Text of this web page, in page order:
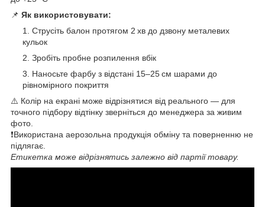
📌 Як використовувати:
Струсіть балон протягом 2 хв до дзвону металевих
кульок
Зробіть пробне розпилення вбік
Наносьте фарбу з відстані 15–25 см шарами до
рівномірного покриття
⚠️ Колір на екрані може відрізнятися від реального — для
точного підбору відтінку зверніться до менеджера за живим
фото.
❗Використана аерозольна продукція обміну та поверненню не
підлягає.
Етикетка може відрізнятись залежно від партії товару.